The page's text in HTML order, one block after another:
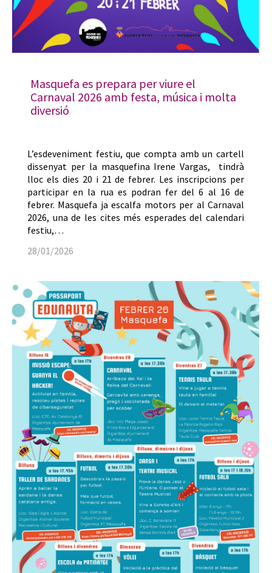
Masquefa es prepara per viure el
Carnaval 2026 amb festa, música i molta
diversió
L’esdeveniment festiu, que compta amb un cartell
dissenyat per la masquefina Irene Vargas, tindrà
lloc els dies 20 i 21 de febrer. Les inscripcions per
participar en la rua es podran fer del 6 al 16 de
febrer. Masquefa ja escalfa motors per al Carnaval
2026, una de les cites més esperades del calendari
festiu,…
28/01/2026